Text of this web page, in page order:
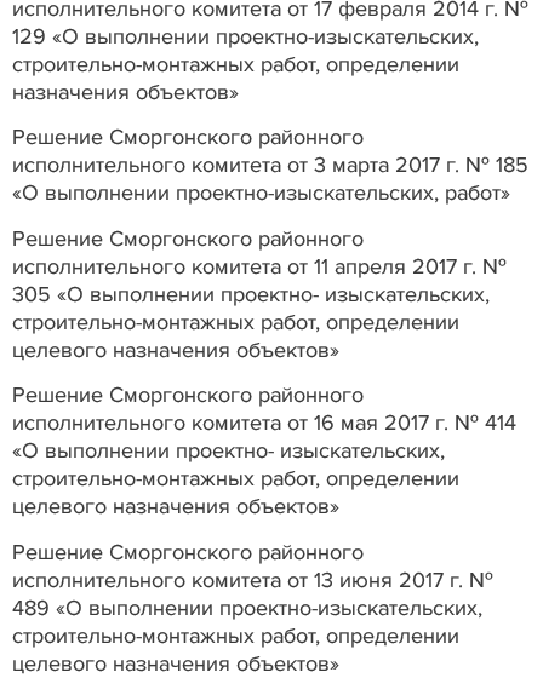
исполнительного комитета от 17 февраля 2014 г. №
129 «О выполнении проектно-изыскательских,
строительно-монтажных работ, определении
назначения объектов»
Решение Сморгонского районного
исполнительного комитета от 3 марта 2017 г. № 185
«О выполнении проектно-изыскательских, работ»
Решение Сморгонского районного
исполнительного комитета от 11 апреля 2017 г. №
305 «О выполнении проектно- изыскательских,
строительно-монтажных работ, определении
целевого назначения объектов»
Решение Сморгонского районного
исполнительного комитета от 16 мая 2017 г. № 414
«О выполнении проектно- изыскательских,
строительно-монтажных работ, определении
целевого назначения объектов»
Решение Сморгонского районного
исполнительного комитета от 13 июня 2017 г. №
489 «О выполнении проектно-изыскательских,
строительно-монтажных работ, определении
целевого назначения объектов»